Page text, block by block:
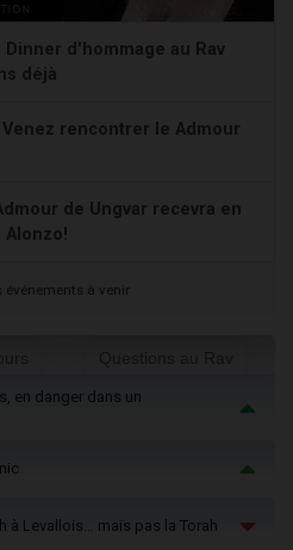
Dinner d'hommage au Rav
déjà
Venez rencontrer le Admour
de Ungvar recevra en
Alonzo!
événements à venir
en danger dans un
à Levallois… mais pas la Torah